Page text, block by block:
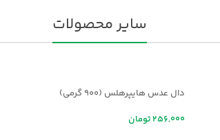
سایر محصولات
دال عدس هایپرهلس (900 گرمی)
تومان